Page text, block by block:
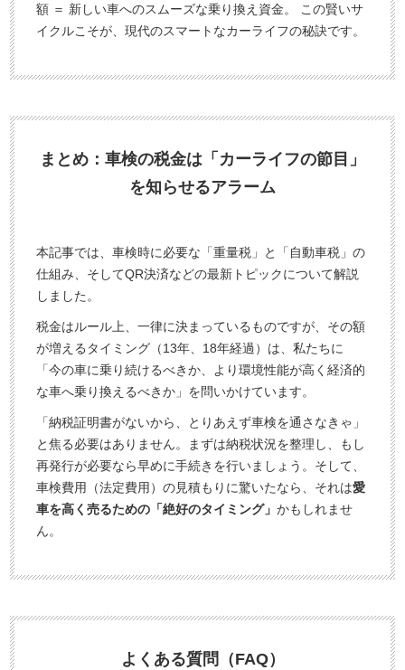
額 ＝ 新しい車へのスムーズな乗り換え資金。 この賢いサ
イクルこそが、現代のスマートなカーライフの秘訣です。
まとめ：車検の税金は「カーライフの節目」
を知らせるアラーム
本記事では、車検時に必要な「重量税」と「自動車税」の
仕組み、そしてQR決済などの最新トピックについて解説
しました。
税金はルール上、一律に決まっているものですが、その額
が増えるタイミング（13年、18年経過）は、私たちに
「今の車に乗り続けるべきか、より環境性能が高く経済的
な車へ乗り換えるべきか」を問いかけています。
「納税証明書がないから、とりあえず車検を通さなきゃ」
と焦る必要はありません。まずは納税状況を整理し、もし
再発行が必要なら早めに手続きを行いましょう。そして、
車検費用（法定費用）の見積もりに驚いたなら、それは愛
車を高く売るための「絶好のタイミング」かもしれませ
ん。
よくある質問（FAQ）